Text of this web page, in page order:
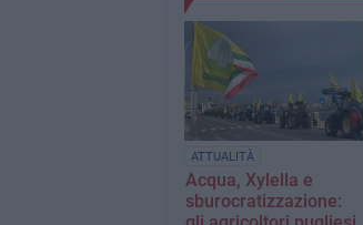
ATTUALITÀ
Acqua, Xylella e
sburocratizzazione: